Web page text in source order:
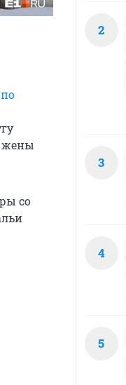
жены
со
2
3
4
5